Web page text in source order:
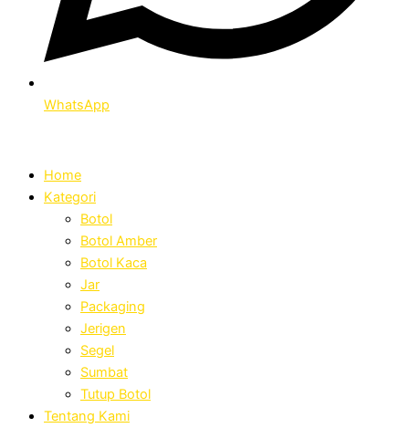
WhatsApp
Home
Kategori
Botol
Botol Amber
Botol Kaca
Jar
Packaging
Jerigen
Segel
Sumbat
Tutup Botol
Tentang Kami